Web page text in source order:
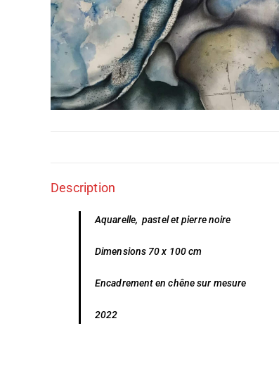
Description
Aquarelle, pastel et pierre noire
Dimensions 70 x 100 cm
Encadrement en chêne sur mesure
2022